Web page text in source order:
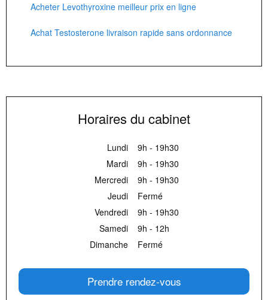
Acheter Levothyroxine meilleur prix en ligne
Achat Testosterone livraison rapide sans ordonnance
Horaires du cabinet
Lundi
9h - 19h30
Mardi
9h - 19h30
Mercredi
9h - 19h30
Jeudi
Fermé
Vendredi
9h - 19h30
Samedi
9h - 12h
Dimanche
Fermé
Prendre rendez-vous